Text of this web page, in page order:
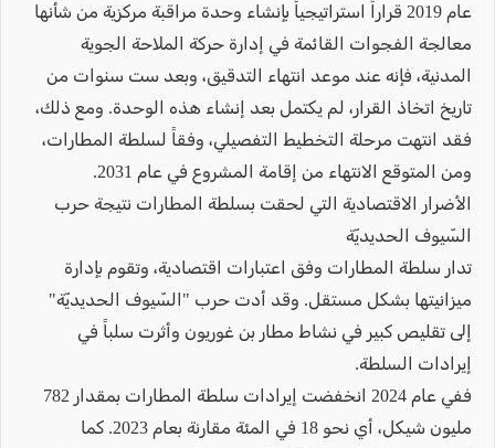
عام 2019 قراراً استراتيجياً بإنشاء وحدة مراقبة مركزية من شأنها
معالجة الفجوات القائمة في إدارة حركة الملاحة الجوية
المدنية، فإنه عند موعد انتهاء التدقيق، وبعد ست سنوات من
تاريخ اتخاذ القرار، لم يكتمل بعد إنشاء هذه الوحدة. ومع ذلك،
فقد انتهت مرحلة التخطيط التفصيلي، وفقاً لسلطة المطارات،
ومن المتوقع الانتهاء من إقامة المشروع في عام 2031.
الأضرار الاقتصادية التي لحقت بسلطة المطارات نتيجة حرب
السّيوف الحديديّة
تدار سلطة المطارات وفق اعتبارات اقتصادية، وتقوم بإدارة
ميزانيتها بشكل مستقل. وقد أدت حرب "السّيوف الحديديّة"
إلى تقليص كبير في نشاط مطار بن غوريون وأثرت سلباً في
إيرادات السلطة.
ففي عام 2024 انخفضت إيرادات سلطة المطارات بمقدار 782
مليون شيكل، أي نحو 18 في المئة مقارنة بعام 2023. كما